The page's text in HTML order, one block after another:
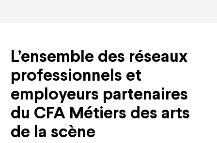
L’ensemble des réseaux
professionnels et
employeurs partenaires
du CFA Métiers des arts
de la scène